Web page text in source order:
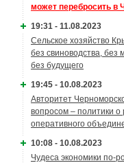
может перебросить в
19:31 - 11.08.2023
Сельское хозяйство
без свиноводства, без
без будущего
19:45 - 10.08.2023
Авторитет
вопросом – политики о
оперативного
10:08 - 10.08.2023
Чудеса экономики по-